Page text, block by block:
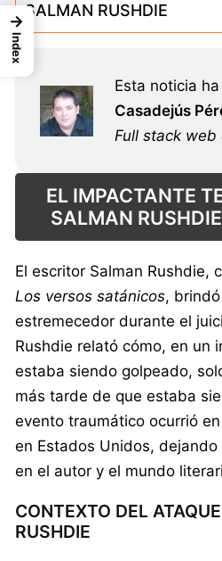
SALMAN RUSHDIE
Esta noticia
Casadejús
Full stack web
EL IMPACTANTE
SALMAN
El escritor Salman Rushdie,
Los versos satánicos,
estremecedor durante el
Rushdie relató cómo, en un
estaba siendo golpeado,
más tarde de que estaba
evento traumático ocurrió
en Estados Unidos,
en el autor y el mundo
CONTEXTO DEL
RUSHDIE
→
Index